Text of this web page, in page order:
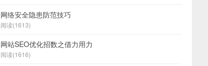
网络安全隐患防范技巧
阅读(1613)
网站SEO优化招数之借力用力
阅读(1616)